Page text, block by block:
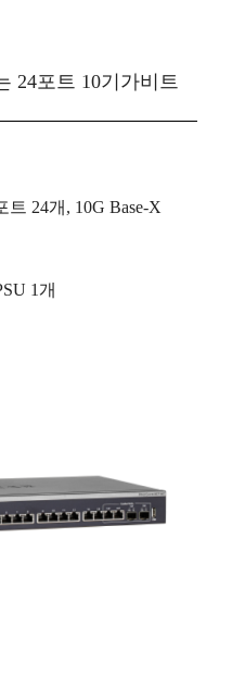
24포트 10기가비트
트 24개 , 10G Base-X
1개